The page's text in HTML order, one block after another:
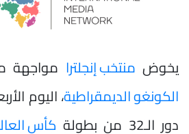
يخوض منتخب إنجلترا مواجهة
الكونغو الديمقراطية، اليوم
دور الـ32 من بطولة
كأس العالم